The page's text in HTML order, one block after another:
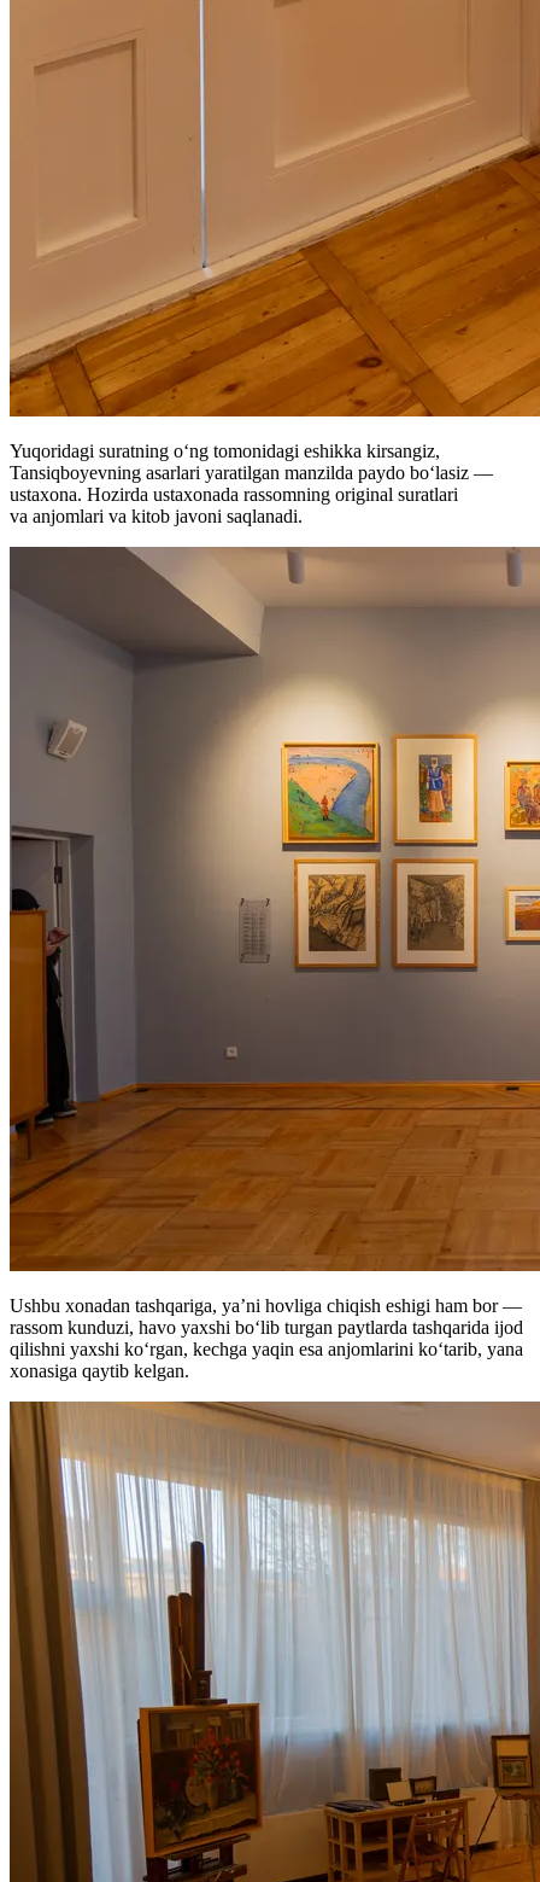
Yuqoridagi suratning oʻng tomonidagi eshikka kirsangiz,
Tansiqboyevning asarlari yaratilgan manzilda paydo boʻlasiz —
ustaxona. Hozirda ustaxonada rassomning original suratlari
va anjomlari va kitob javoni saqlanadi.
Ushbu xonadan tashqariga, ya’ni hovliga chiqish eshigi ham bor —
rassom kunduzi, havo yaxshi boʻlib turgan paytlarda tashqarida ijod
qilishni yaxshi koʻrgan, kechga yaqin esa anjomlarini koʻtarib, yana
xonasiga qaytib kelgan.